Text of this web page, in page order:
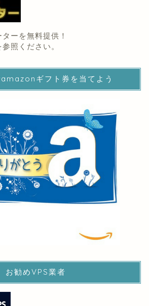
ーを無料提供！
参照ください。
ギフト券を当てよう
お勧めVPS業者